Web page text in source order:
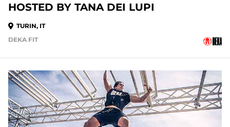
HOSTED BY TANA DEI LUPI
TURIN, IT
DEKA FIT